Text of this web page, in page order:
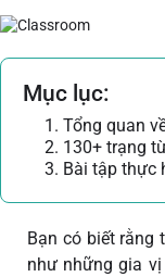
Mục lục:
1. Tổng quan
2. 130+ trạng
3. Bài tập thực
Bạn có biết rằng
như những gia